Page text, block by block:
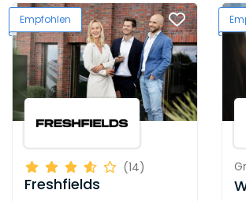
Unser Ziel ist, die Kanzlei zu sein,
Mandanten mit den
Rechtsproblemen,
unternehmensentscheidenden
sowie unternehmenskritischen
betraut wird.
Empfohlen
(14)
Freshfields